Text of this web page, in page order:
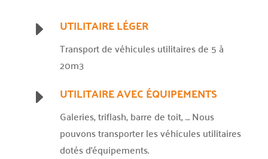
E UTILITAIRE LÉGER
Transport de véhicules utilitaires de 5 à
20m3
E UTILITAIRE AVEC ÉQUIPEMENTS
Galeries, triflash, barre de toit, … Nous
pouvons transporter les véhicules utilitaires
dotés d’équipements.